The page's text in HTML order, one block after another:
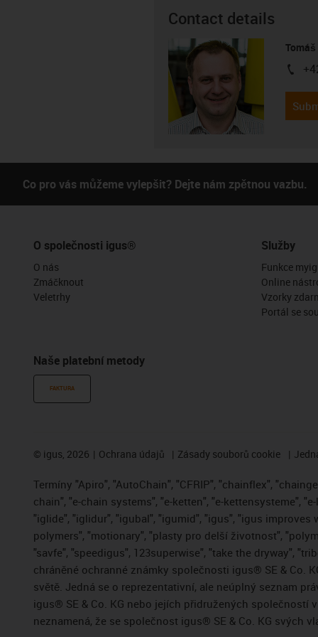
Contact details
igus-
Co pro vás můžeme vylepšit? Dejte nám zpětnou vazbu.
O společnosti igus®
O nás
Zmáčknout
Veletrhy
Naše platební metody
FAKTURA
Služby
Funkce
Online
Vzorky
Portál se
© igus, 2026 Ochrana údajů Zásady souborů cookie
Termíny "Apiro", "AutoChain", "CFRIP", "chainflex",
chain", "e-chain systems", "e-ketten", "e-kettensysteme",
"iglide", "iglidur", "igubal", "igumid", "igus", "igus improves
polymers", "motionary", "plasty pro delší životnost",
"savfe", "speedigus", 123superwise", "take the dryway",
chráněné ochranné známky společnosti igus® SE & Co.
světě. Jedná se o reprezentativní, ale neúplný seznam
igus® SE & Co. KG nebo jejích přidružených společností
neznamená, že se společnost igus® SE & Co. KG svých